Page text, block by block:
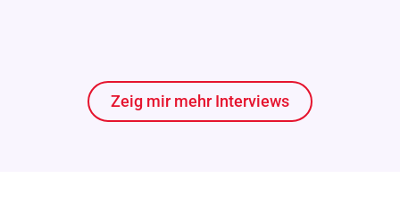
Zeig mir mehr Interviews